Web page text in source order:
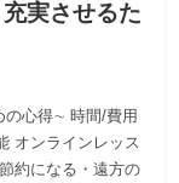
実させるた
の心得∼ 時間/費用
オンラインレッス
約になる・遠方の